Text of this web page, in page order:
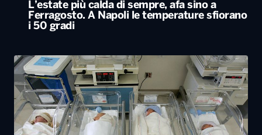
L’estate più calda di sempre, afa sino a
Ferragosto. A Napoli le temperature sfiorano
i 50 gradi